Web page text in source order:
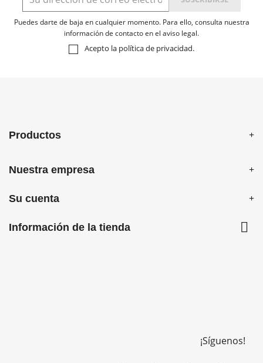
Puedes darte de baja en cualquier momento. Para ello, consulta nuestra
información de contacto en el aviso legal.
Acepto la política de privacidad.
Productos
Nuestra empresa
Su cuenta
Información de la tienda 
¡Síguenos!